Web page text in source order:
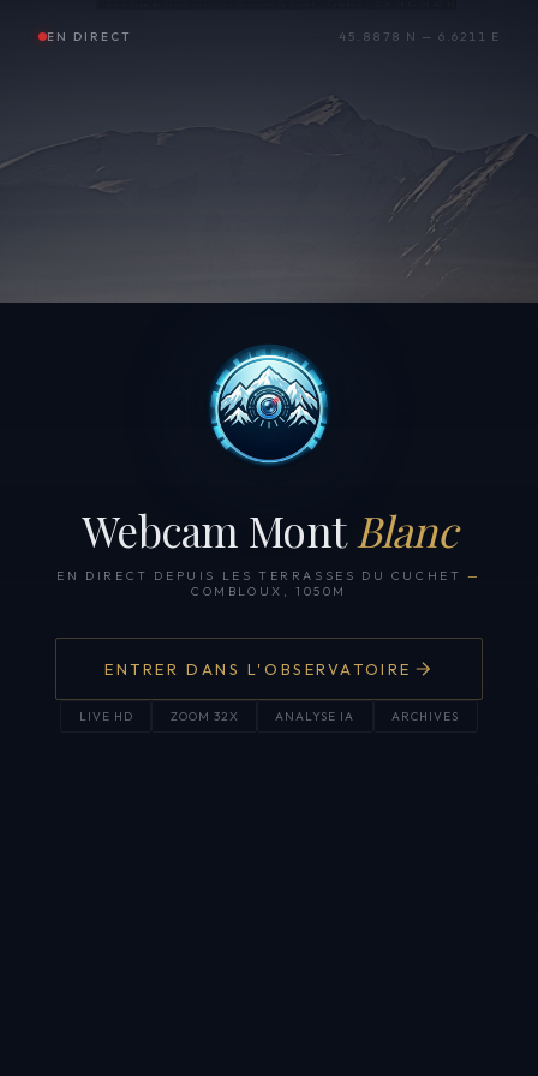
EN DIRECT 45.8878 N — 6.6211 E
Webcam Mont Blanc
EN DIRECT DEPUIS LES TERRASSES DU CUCHET —
COMBLOUX, 1050M
ENTRER DANS L'OBSERVATOIRE
LIVE HD ZOOM 32X ANALYSE IA ARCHIVES